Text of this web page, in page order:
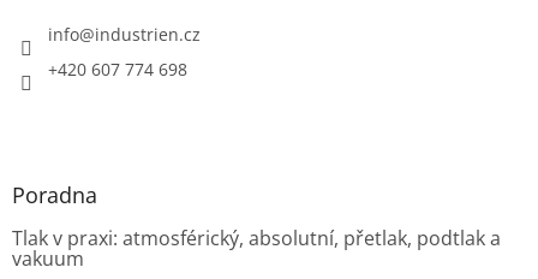
info@industrien.cz
+420 607 774 698
Poradna
Tlak v praxi: atmosférický, absolutní, přetlak, podtlak a
vakuum